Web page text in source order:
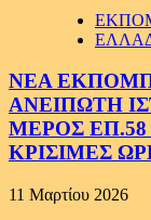
ΝΕΑ
ΑΝΕΙΠΩΤΗ
ΜΕΡΟΣ
ΚΡΙΣΙΜΕΣ
11 Μαρτίου 2026